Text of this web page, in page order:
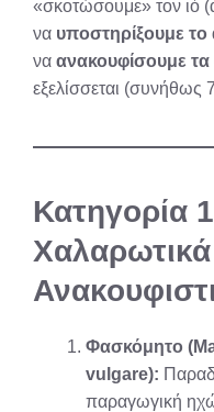
«σκοτώσουμε» τον ιό
να υποστηρίξουμε
να ανακουφίσουμε
εξελίσσεται (συνήθως
Κατηγορία
Φασκόμητο
vulgare):
παραγωγική